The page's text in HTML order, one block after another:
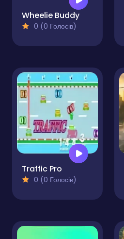
Wheelie Buddy
0 (0 Голосів)
Traffic Pro
0 (0 Голосів)